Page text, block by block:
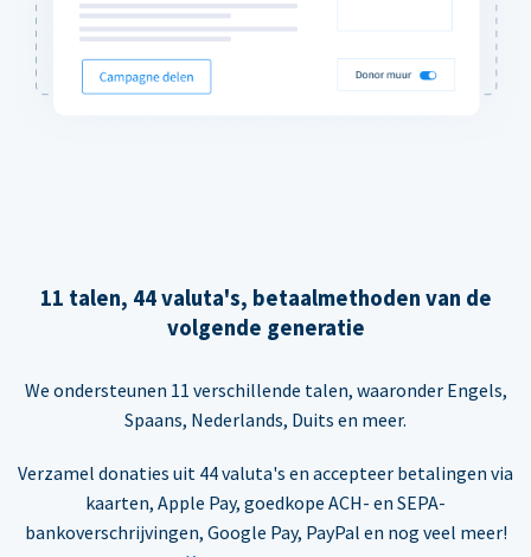
11 talen, 44 valuta's, betaalmethoden van de
volgende generatie
We ondersteunen 11 verschillende talen, waaronder Engels,
Spaans, Nederlands, Duits en meer.
Verzamel donaties uit 44 valuta's en accepteer betalingen via
kaarten, Apple Pay, goedkope ACH- en SEPA-
bankoverschrijvingen, Google Pay, PayPal en nog veel meer!